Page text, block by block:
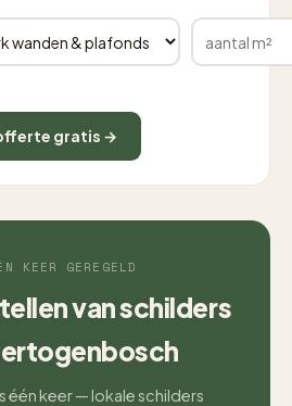
gratis →
KEER GEREGELD
van schilders
één keer — lokale schilders